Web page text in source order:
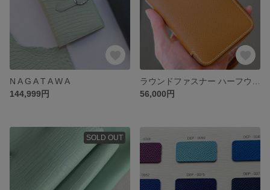
N A G A T A W A
144,999円
56,000円
SOLD OUT